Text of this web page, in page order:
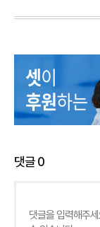
댓글0